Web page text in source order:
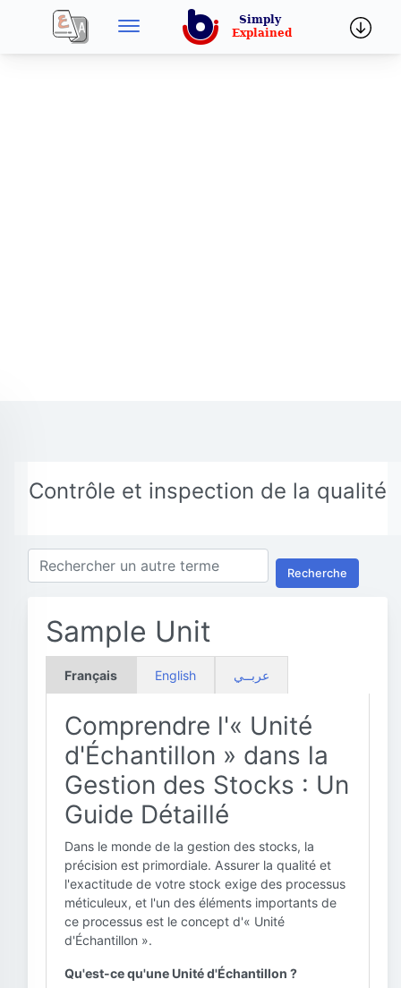
Contrôle et inspection de la qualité
Recherche
Sample Unit
Français English عربــي
Comprendre l'« Unité
d'Échantillon » dans la
Gestion des Stocks : Un
Guide Détaillé
Dans le monde de la gestion des stocks, la
précision est primordiale. Assurer la qualité et
l'exactitude de votre stock exige des processus
méticuleux, et l'un des éléments importants de
ce processus est le concept d'« Unité
d'Échantillon ».
Qu'est-ce qu'une Unité d'Échantillon ?